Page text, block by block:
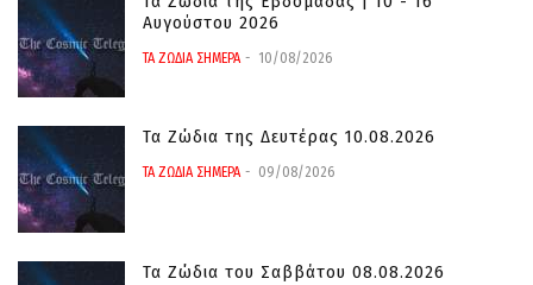
Αυγούστου 2026
ΤΑ ΖΩΔΙΑ ΣΗΜΕΡΑ 10/08/2026
Τα Ζώδια της Δευτέρας 10.08.2026
ΤΑ ΖΩΔΙΑ ΣΗΜΕΡΑ 09/08/2026
Τα Ζώδια του Σαββάτου 08.08.2026